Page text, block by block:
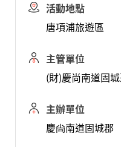
活動地點
唐項浦旅遊區
主管單位
(財)慶尚南道固
主辦單位
慶尙南道固城郡